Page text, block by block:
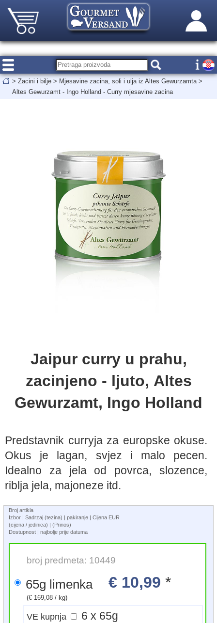
> Zacini i bilje > Mjesavine zacina, soli i ulja iz Altes Gewurzamta >
Altes Gewurzamt - Ingo Holland - Curry mjesavine zacina
Jaipur curry u prahu,
zacinjeno - ljuto, Altes
Gewurzamt, Ingo Holland
Predstavnik curryja za europske okuse.
Okus je lagan, svjez i malo pecen.
Idealno za jela od povrca, slozence,
riblja jela, majoneze itd.
Broj artikla
Izbor | Sadrzaj (tezina) | pakiranje | Cijena EUR
(cijena / jedinica) | (Prinos)
Dostupnost | najbolje prije datuma
broj predmeta: 10449
65g limenka € 10,99 *
(€ 169,08 / kg)
VE kupnja
6 x 65g